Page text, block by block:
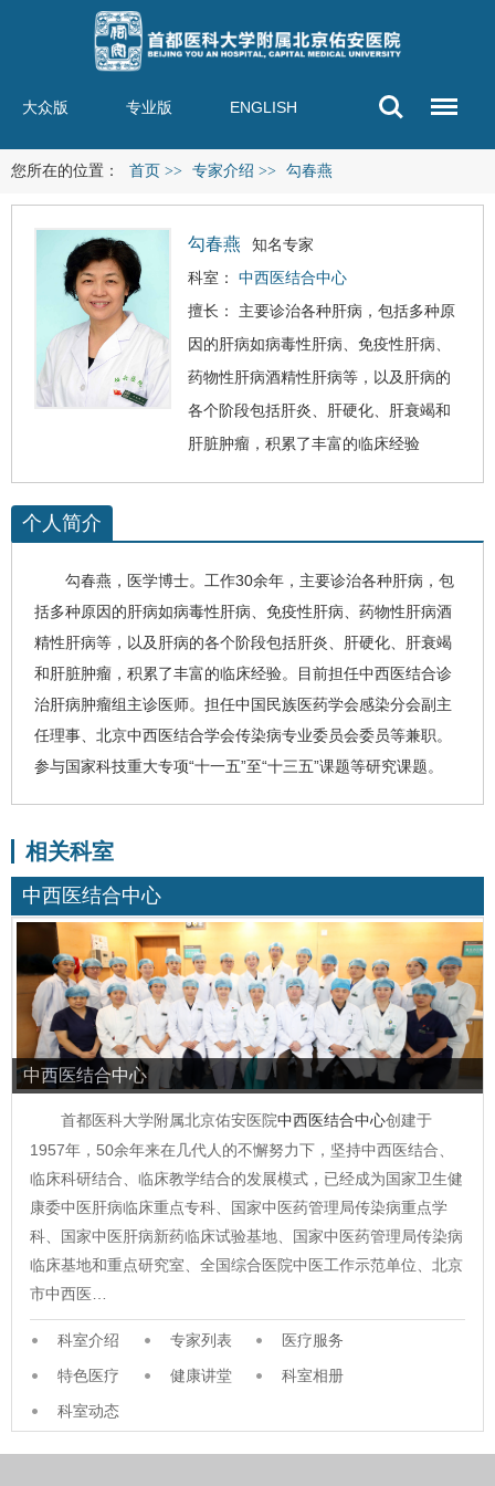
大众版 专业版 ENGLISH
您所在的位置： 首页 >> 专家介绍 >> 勾春燕
勾春燕
知名专家
科室： 中西医结合中心
擅长： 主要诊治各种肝病，包括多种原
因的肝病如病毒性肝病、免疫性肝病、
药物性肝病酒精性肝病等，以及肝病的
各个阶段包括肝炎、
肝硬化 肝衰竭和
肝脏肿瘤，积累了丰富的临床经验
个人简介
勾春燕 ，医学博士。工作30余年，主要诊治各种肝病，包
括多种原因的肝病如病毒性肝病、免疫性肝病、药物性肝病酒
精性肝病等，以及肝病的各个阶段包括肝炎、 肝硬化
肝衰竭
和肝脏肿瘤，积累了丰富的临床经验。目前担任中西医结合诊
治肝病肿瘤组主诊医师。担任中国民族医药学会感染分会副主
任理事、北京中西医结合学会传染病专业委员会委员等兼职。
参与国家科技重大专项“十一五”至“十三五”课题等研究课题。
相关科室
中西医结合中心
中西医结合中心
首都医科大学附属北京佑安医院中西医结合中心创建于
1957年，50余年来在几代人的不懈努力下，坚持中西医结合、
临床科研结合、临床教学结合的发展模式，已经成为国家卫生健
康委中医肝病临床重点专科、国家中医药管理局传染病重点学
科、国家中医肝病新药临床试验基地、国家中医药管理局传染病
临床基地和重点研究室、全国综合医院中医工作示范单位、北京
市中西医…
科室介绍 专家列表
医疗服务
特色医疗
健康讲堂
科室相册
科室动态